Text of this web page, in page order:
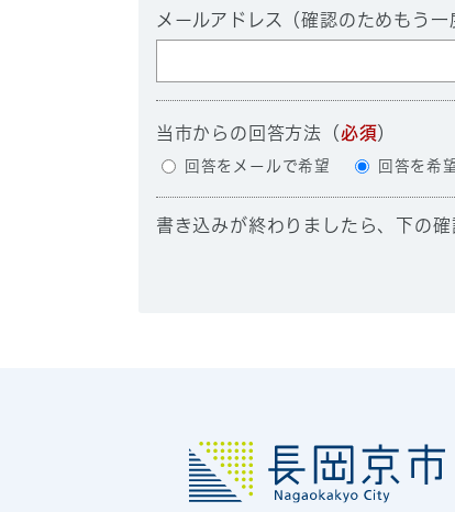
メールアドレス（確認のためもう一
当市からの回答方法 （必須）
回答をメールで希望 回答を希
書き込みが終わりましたら、下の確